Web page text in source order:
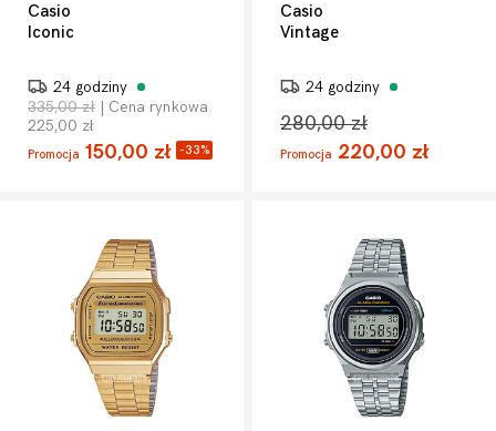
Casio
Iconic
24 godziny
335,00 zł | Cena rynkowa
225,00 zł
Promocja 150,00 zł -33%
Casio
Vintage
24 godziny
280,00 zł
Promocja 220,00 zł